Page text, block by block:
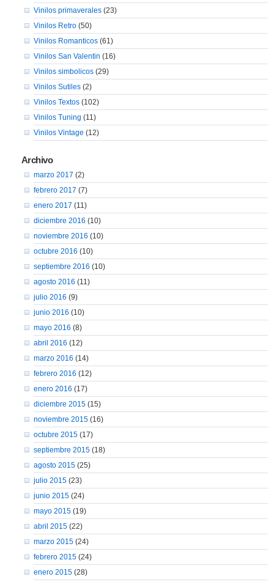
Vinilos primaverales(23)
Vinilos Retro(50)
Vinilos Romanticos(61)
Vinilos San Valentin (16)
Vinilos simbolicos(29)
Vinilos Sutiles(2)
Vinilos Textos(102)
Vinilos Tuning (11)
Vinilos Vintage (12)
Archivo
marzo 2017 (2)
febrero 2017 (7)
enero 2017 (11)
diciembre 2016 (10)
noviembre 2016 (10)
octubre 2016 (10)
septiembre 2016 (10)
agosto 2016 (11)
julio 2016 (9)
junio 2016 (10)
mayo 2016 (8)
abril 2016 (12)
marzo 2016 (14)
febrero 2016 (12)
enero 2016 (17)
diciembre 2015(15)
noviembre 2015(16)
octubre 2015(17)
septiembre 2015(18)
agosto 2015(25)
julio 2015(23)
junio 2015(24)
mayo 2015(19)
abril 2015(22)
marzo 2015(24)
febrero 2015(24)
enero 2015(28)